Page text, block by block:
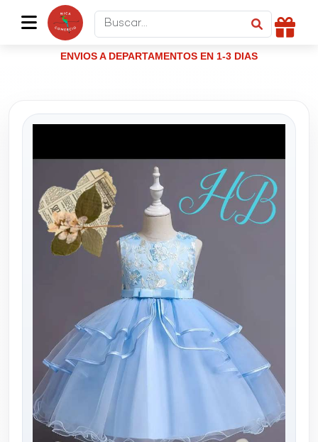
ENVIOS A DEPARTAMENTOS EN 1-3 DIAS